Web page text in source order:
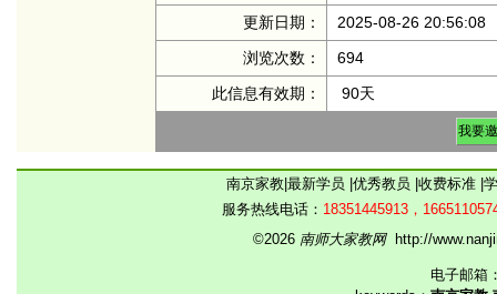
更新日期：
2025-08-26 20:56:08
浏览次数：
694
此信息有效期：
90天
南京家教 最新学员 优秀教员 收费标准
服务热线电话： 18351445913，
©2026 南师大家教网http://
电子邮箱